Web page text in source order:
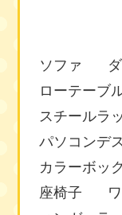
ソファ
ローテーブ
スチールラ
パソコンデ
カラーボッ
座椅子